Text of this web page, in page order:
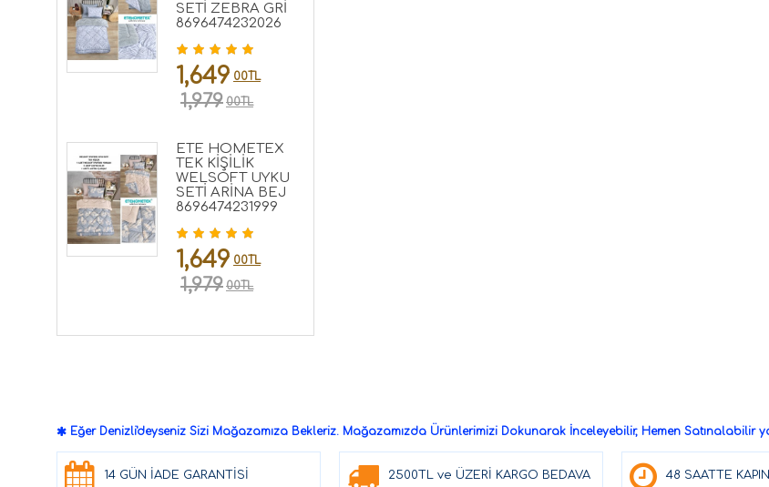
SETİ ZEBRA GRİ
8696474232026
1,649 00TL
1,979 00TL
ETE HOMETEX
TEK KİŞİLİK
WELSOFT UYKU
SETİ ARİNA BEJ
8696474231999
1,649 00TL
1,979 00TL
Eğer Denizli'deyseniz Sizi Mağazamıza Bekleriz. Mağazamızda Ürünlerimizi Dokunarak İnceleyebilir, Hemen Satınalabilir
14 GÜN İADE GARANTİSİ 2500TL ve ÜZERİ KARGO BEDAVA 48 SAATTE